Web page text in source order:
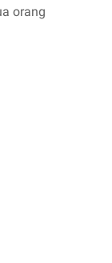
orang